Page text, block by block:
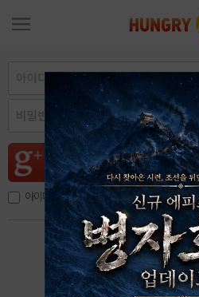
아이디, 이메일 저장
아이디 / 비밀번호 찾기